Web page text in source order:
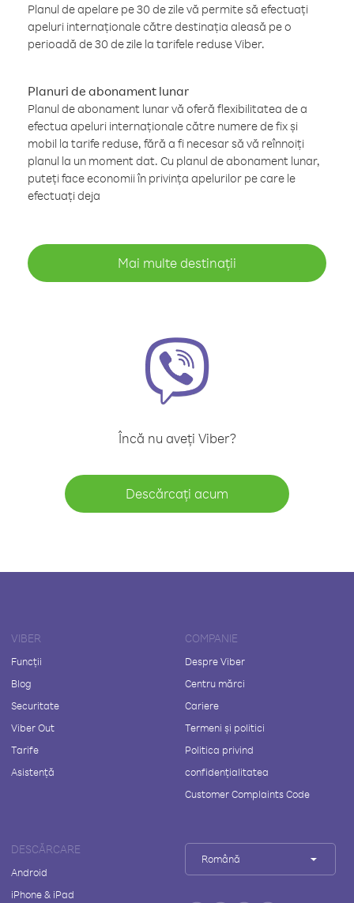
Planul de apelare pe 30 de zile vă permite să efectuați
apeluri internaționale către destinația aleasă pe o
perioadă de 30 de zile la tarifele reduse Viber.
Planuri de abonament lunar
Planul de abonament lunar vă oferă flexibilitatea de a
efectua apeluri internaționale către numere de fix și
mobil la tarife reduse, fără a fi necesar să vă reînnoiți
planul la un moment dat. Cu planul de abonament lunar,
puteți face economii în privința apelurilor pe care le
efectuați deja
Mai multe destinații
Încă nu aveți Viber?
Descărcați acum
VIBER
Funcții
Blog
Securitate
Viber Out
Tarife
Asistență
COMPANIE
Despre Viber
Centru mărci
Cariere
Termeni și politici
Politica privind
confidențialitatea
Customer Complaints Code
DESCĂRCARE
Android
iPhone & iPad
Română